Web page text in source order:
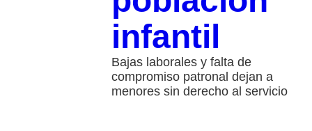
infantil
Bajas laborales y falta de
compromiso patronal dejan a
menores sin derecho al servicio